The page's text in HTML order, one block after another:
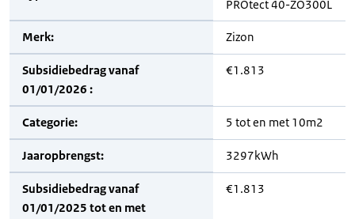
PROtect 40-ZO300L
Merk: Zizon
Subsidiebedrag vanaf
01/01/2026 :
€1.813
Categorie: 5 tot en met 10m2
Jaaropbrengst: 3297kWh
Subsidiebedrag vanaf
01/01/2025 tot en met
€1.813